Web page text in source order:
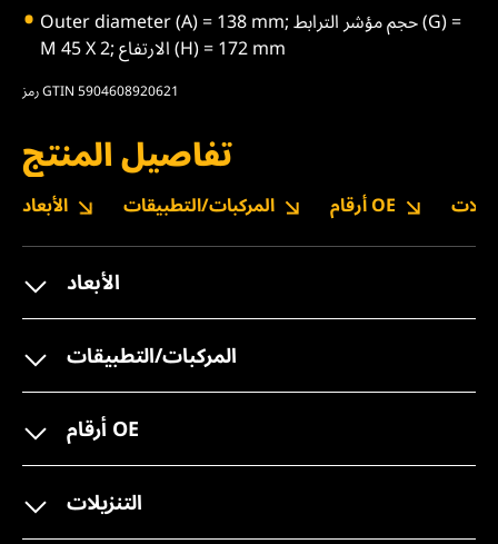
Outer diameter (A) = 138 mm; حجم مؤشر الترابط (G) =
M 45 X 2; الارتفاع (H) = 172 mm
رمز GTIN 5904608920621
تفاصيل المنتج
الأبعاد المركبات/التطبيقات أرقام OE
الأبعاد
المركبات/التطبيقات
أرقام OE
التنزيلات